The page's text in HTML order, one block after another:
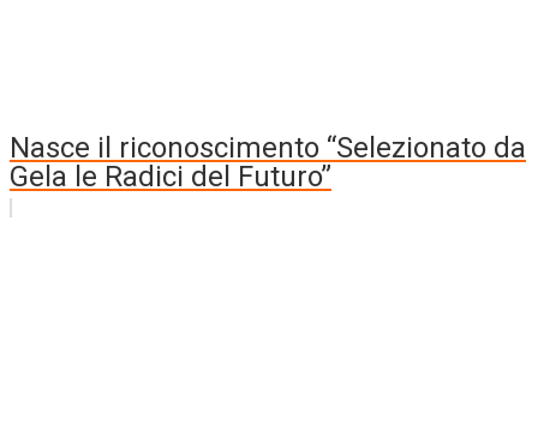
Nasce il riconoscimento “Selezionato da
Gela le Radici del Futuro”